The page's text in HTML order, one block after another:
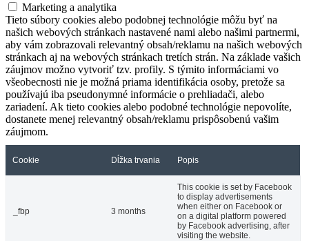
Marketing a analytika
Tieto súbory cookies alebo podobnej technológie môžu byť na
našich webových stránkach nastavené nami alebo našimi partnermi,
aby vám zobrazovali relevantný obsah/reklamu na našich webových
stránkach aj na webových stránkach tretích strán. Na základe vašich
záujmov možno vytvoriť tzv. profily. S týmito informáciami vo
všeobecnosti nie je možná priama identifikácia osoby, pretože sa
používajú iba pseudonymné informácie o prehliadači, alebo
zariadení. Ak tieto cookies alebo podobné technológie nepovolíte,
dostanete menej relevantný obsah/reklamu prispôsobenú vašim
záujmom.
Cookie Dĺžka trvania Popis
_fbp 3 months
This cookie is set by Facebook
to display advertisements
when either on Facebook or
on a digital platform powered
by Facebook advertising, after
visiting the website.